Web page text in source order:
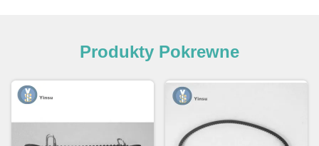
Produkty Pokrewne